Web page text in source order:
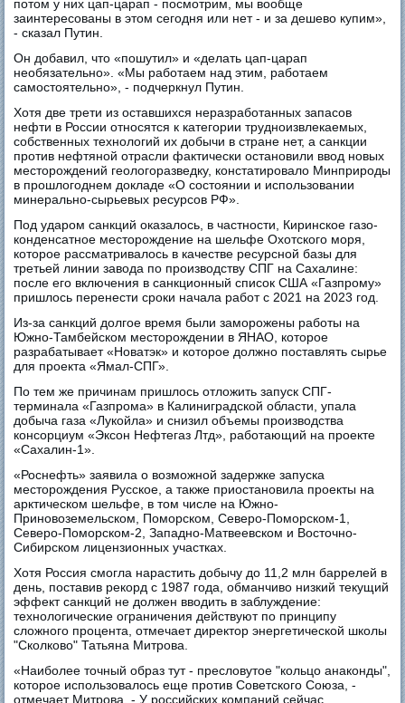
потом у них цап-царап - посмотрим, мы вообще
заинтересованы в этом сегодня или нет - и за дешево купим»,
- сказал Путин.
Он добавил, что «пошутил» и «делать цап-царап
необязательно». «Мы работаем над этим, работаем
самостоятельно», - подчеркнул Путин.
Хотя две трети из оставшихся неразработанных запасов
нефти в России относятся к категории трудноизвлекаемых,
собственных технологий их добычи в стране нет, а санкции
против нефтяной отрасли фактически остановили ввод новых
месторождений геологоразведку, констатировало Минприроды
в прошлогоднем докладе «О состоянии и использовании
минерально-сырьевых ресурсов РФ».
Под ударом санкций оказалось, в частности, Киринское газо-
конденсатное месторождение на шельфе Охотского моря,
которое рассматривалось в качестве ресурсной базы для
третьей линии завода по производству СПГ на Сахалине:
после его включения в санкционный список США «Газпрому»
пришлось перенести сроки начала работ с 2021 на 2023 год.
Из-за санкций долгое время были заморожены работы на
Южно-Тамбейском месторождении в ЯНАО, которое
разрабатывает «Новатэк» и которое должно поставлять сырье
для проекта «Ямал-СПГ».
По тем же причинам пришлось отложить запуск СПГ-
терминала «Газпрома» в Калиниградской области, упала
добыча газа «Лукойла» и снизил объемы производства
консорциум «Эксон Нефтегаз Лтд», работающий на проекте
«Сахалин-1».
«Роснефть» заявила о возможной задержке запуска
месторождения Русское, а также приостановила проекты на
арктическом шельфе, в том числе на Южно-
Приновоземельском, Поморском, Северо-Поморском-1,
Северо-Поморском-2, Западно-Матвеевском и Восточно-
Сибирском лицензионных участках.
Хотя Россия смогла нарастить добычу до 11,2 млн баррелей в
день, поставив рекорд с 1987 года, обманчиво низкий текущий
эффект санкций не должен вводить в заблуждение:
технологические ограничения действуют по принципу
сложного процента, отмечает директор энергетической школы
"Сколково" Татьяна Митрова.
«Наиболее точный образ тут - пресловутое "кольцо анаконды",
которое использовалось еще против Советского Союза, -
отмечает Митрова. - У российских компаний сейчас